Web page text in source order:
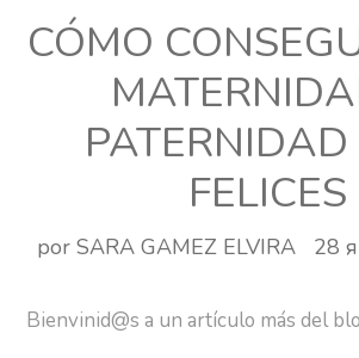
CÓMO
FELICES
por SARA GAMEZ ELVIRA 28
Bienvinid@s a un artículo más del